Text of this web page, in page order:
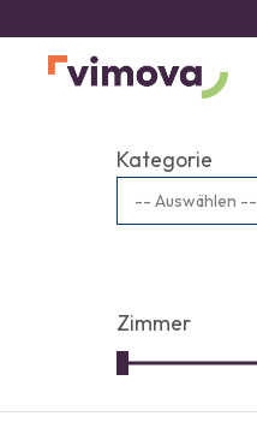
Kategorie
-- Auswählen --
Zimmer